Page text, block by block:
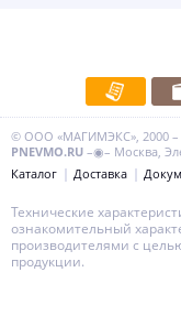
© ООО «МАГИМЭКС», 2000 –
PNEVMO.RU –◉– Москва,
Каталог
Доставка
Технические
ознакомительный
производителями с
продукции.